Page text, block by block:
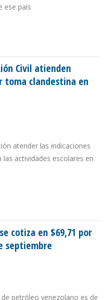
ese país
Civil atienden
toma clandestina en
atender las indicaciones
las actividades escolares en
cotiza en $69,71 por
septiembre
petróleo venezolano es de